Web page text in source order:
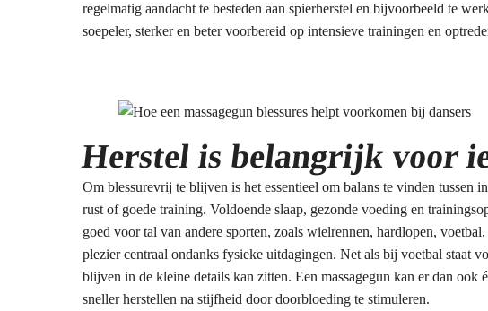
regelmatig aandacht te besteden aan spierherstel en bijvoorbeeld te
soepeler, sterker en beter voorbereid op intensieve trainingen en
Herstel is belangrijk voor
Om blessurevrij te blijven is het essentieel om balans te vinden
rust of goede training. Voldoende slaap, gezonde voeding en
goed voor tal van andere sporten, zoals wielrennen, hardlopen,
plezier centraal ondanks fysieke uitdagingen. Net als bij voetbal staat
blijven in de kleine details kan zitten. Een massagegun kan er dan ook
sneller herstellen na stijfheid door doorbloeding te stimuleren.